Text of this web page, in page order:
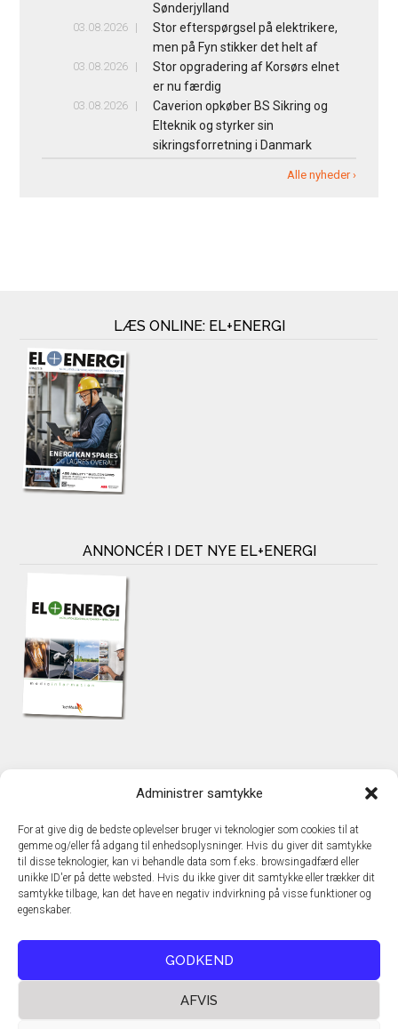
Administrer samtykke
For at give dig de bedste oplevelser bruger vi teknologier som cookies til at
gemme og/eller få adgang til enhedsoplysninger. Hvis du giver dit samtykke
til disse teknologier, kan vi behandle data som f.eks. browsingadfærd eller
unikke ID'er på dette websted. Hvis du ikke giver dit samtykke eller trækker dit
samtykke tilbage, kan det have en negativ indvirkning på visse funktioner og
egenskaber.
GODKEND
AFVIS
Sønderjylland
03.08.2026
Stor efterspørgsel på elektrikere,
men på Fyn stikker det helt af
03.08.2026
Stor opgradering af Korsørs elnet
er nu færdig
03.08.2026
Caverion opkøber BS Sikring og
Elteknik og styrker sin
sikringsforretning i Danmark
Alle nyheder ›
LÆS ONLINE: EL+ENERGI
ANNONCÉR I DET NYE EL+ENERGI
TechMedia A/S
DK – 2600 Glostrup
www.techmedia.dk
Telefon: +45 43 24 26 28
E-mail:info@techmedia.dk